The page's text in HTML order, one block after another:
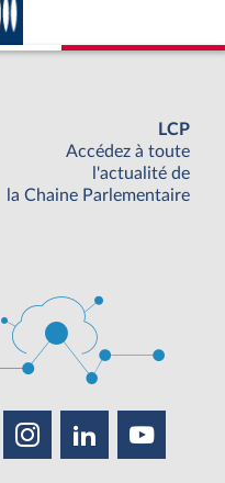
LCP
Accédez à toute
l'actualité de
la Chaine Parlementaire